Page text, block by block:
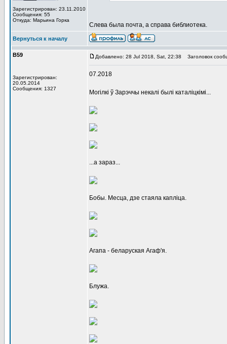
Зарегистрирован: 23.11.2010
Сообщения: 55
Откуда: Марьина Горка
Слева была почта, а справа библиотека.
Вернуться к началу
В59
Зарегистрирован:
20.05.2014
Сообщения: 1327
Добавлено: 28 Jul 2018, Sat, 22:38 Заголовок
07.2018
Могілкі ў Зарэччы некалі былі каталіцкімі...
...а зараз...
Бобы. Месца, дзе стаяла капліца.
Агапа - беларуская Агаф'я.
Блужа.